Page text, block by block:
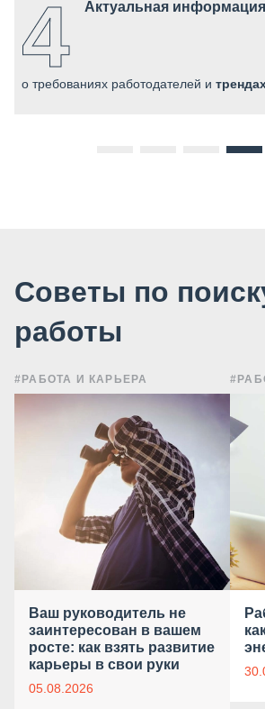
4 Актуальная информация
о требованиях работодателей и
Советы по
работы
#РАБОТА И КАРЬЕРА
Ваш руководитель не
заинтересован в вашем
росте: как взять развитие
карьеры в свои руки
05.08.2026